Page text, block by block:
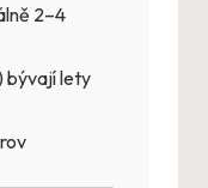
2–4
bývají lety